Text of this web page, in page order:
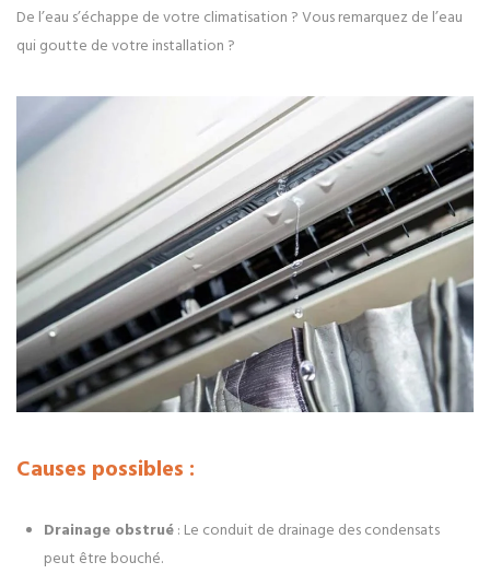
De l’eau s’échappe de votre climatisation ? Vous remarquez de l’eau
qui goutte de votre installation ?
Causes possibles :
Drainage obstrué : Le conduit de drainage des condensats
peut être bouché.